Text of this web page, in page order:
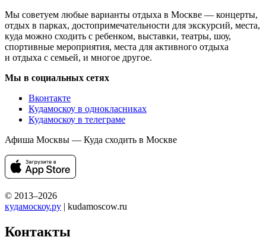
Мы советуем любые варианты отдыха в Москве — концерты,
отдых в парках, достопримечательности для экскурсий, места,
куда можно сходить с ребенком, выставки, театры, шоу,
спортивные мероприятия, места для активного отдыха
и отдыха с семьей, и многое другое.
Мы в социальных сетях
Вконтакте
Кудамоскоу в однокласниках
Кудамоскоу в телеграме
Афиша Москвы — Куда сходить в Москве
© 2013–2026
кудамоскоу.ру | kudamoscow.ru
Контакты